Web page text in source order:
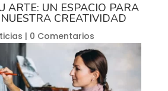
ARTE: UN ESPACIO PARA
CREATIVIDAD
| 0 Comentarios